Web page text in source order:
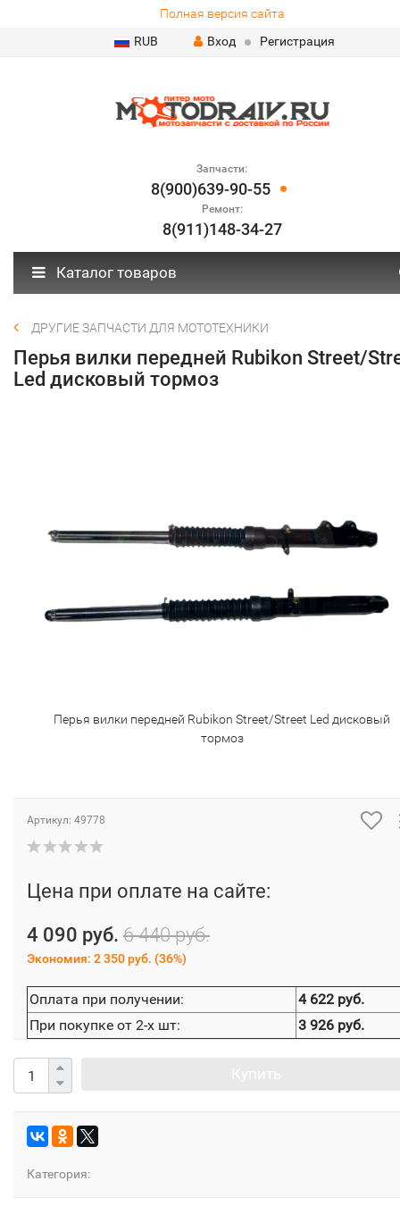
Полная версия сайта
RUB
Вход Регистрация
Запчасти:
8(900)639-90-55
Ремонт:
8(911)148-34-27
Каталог товаров
ДРУГИЕ ЗАПЧАСТИ ДЛЯ МОТОТЕХНИКИ
Перья вилки передней Rubikon Street/
Led дисковый тормоз
Перья вилки передней Rubikon Street/Street Led дисковый
тормоз
Артикул: 49778
Цена при оплате на сайте:
4 090 руб. 6 440 руб.
Экономия: 2 350 руб. (36%)
Оплата при получении:
4 622 руб.
При покупке от 2-х шт:
3 926 руб.
Категория: